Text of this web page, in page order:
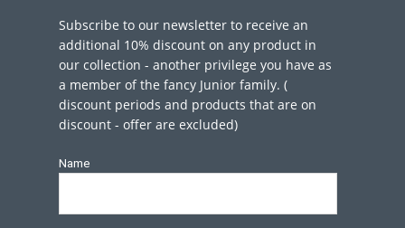
Subscribe to our newsletter to receive an
additional 10% discount on any product in
our collection - another privilege you have as
a member of the fancy Junior family. (
discount periods and products that are on
discount - offer are excluded)
Name